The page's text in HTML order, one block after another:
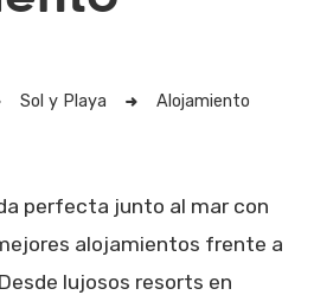
Sol y Playa Alojamiento
perfecta junto al mar con
alojamientos frente a
lujosos resorts en